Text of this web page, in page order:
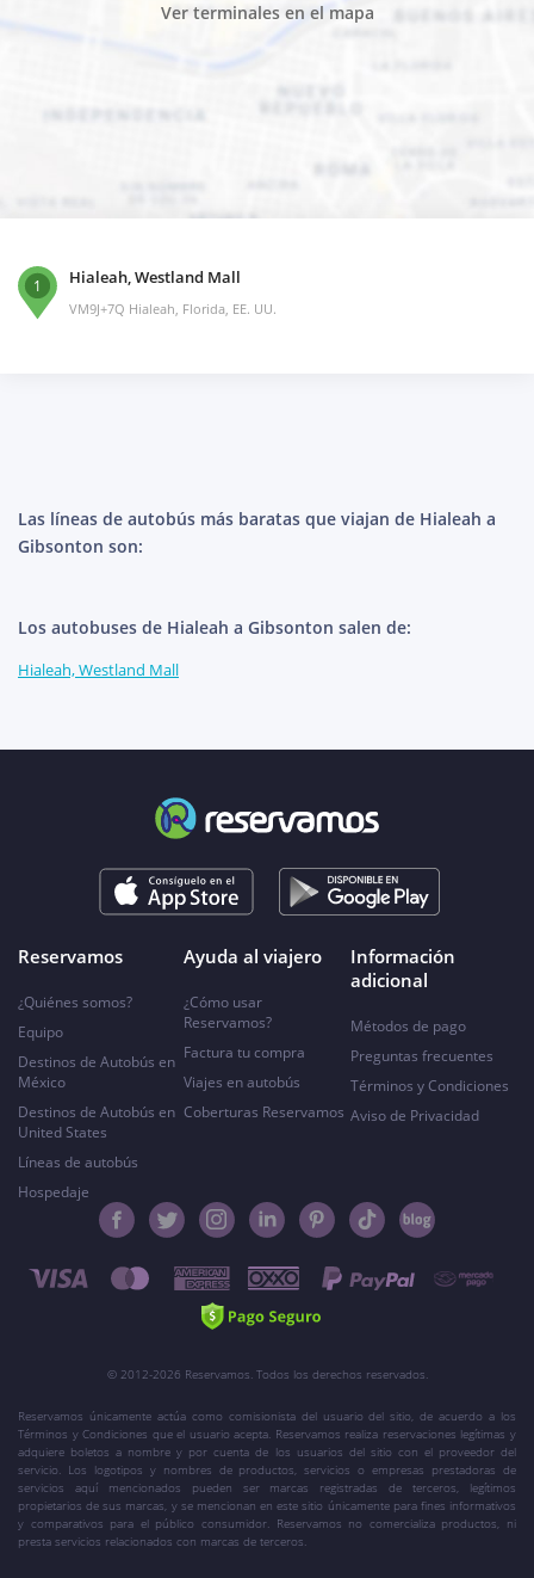
Ver terminales en el mapa
1 Hialeah, Westland Mall
VM9J+7Q Hialeah, Florida, EE. UU.
Las líneas de autobús más baratas que viajan de Hialeah a
Gibsonton son:
Los autobuses de Hialeah a Gibsonton salen de:
Hialeah, Westland Mall
Reservamos
¿Quiénes somos?
Equipo
Destinos de Autobús en
México
Destinos de Autobús en
United States
Líneas de autobús
Hospedaje
Ayuda al viajero
¿Cómo usar
Reservamos?
Factura tu compra
Viajes en autobús
Coberturas Reservamos
Información
adicional
Métodos de pago
Preguntas frecuentes
Términos y Condiciones
Aviso de Privacidad
© 2012-2026 Reservamos. Todos los derechos reservados.
Reservamos únicamente actúa como comisionista del usuario del sitio, de acuerdo a los
Términos y Condiciones que el usuario acepta. Reservamos realiza reservaciones legítimas y
adquiere boletos a nombre y por cuenta de los usuarios del sitio con el proveedor del
servicio. Los logotipos y nombres de productos, servicios o empresas prestadoras de
servicios aquí mencionados pueden ser marcas registradas de terceros, legítimos
propietarios de sus marcas, y se mencionan en este sitio únicamente para fines informativos
y comparativos para el público consumidor. Reservamos no comercializa productos, ni
presta servicios relacionados con marcas de terceros.